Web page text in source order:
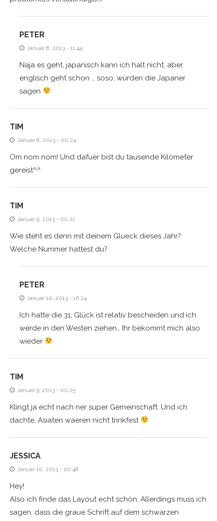
PETER
Januar 8, 2013 - 11:44
Naja es geht, japanisch kann ich halt nicht, aber
englisch geht schon … soso, würden die Japaner
sagen
TIM
Januar 8, 2013 - 00:24
Om nom nom! Und dafuer bist du tausende Kilometer
gereist^^
TIM
Januar 9, 2013 - 00:21
Wie steht es denn mit deinem Glueck dieses Jahr?
Welche Nummer hattest du?
PETER
Januar 10, 2013 - 16:24
Ich hatte die 31, Glück ist relativ bescheiden und ich
werde in den Westen ziehen… Ihr bekommt mich also
wieder
TIM
Januar 9, 2013 - 00:25
Klingt ja echt nach ner super Gemeinschaft. Und ich
dachte, Asiaten waeren nicht trinkfest
JESSICA
Januar 10, 2013 - 20:48
Hey!
Also ich finde das Layout echt schön. Allerdings muss ich
sagen, dass die graue Schrift auf dem schwarzen